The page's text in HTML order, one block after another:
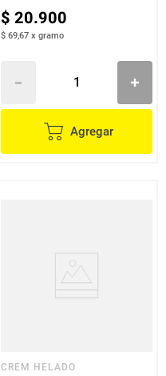
$ 20.900
$ 69,67 x gramo
Agregar
CREM HELADO